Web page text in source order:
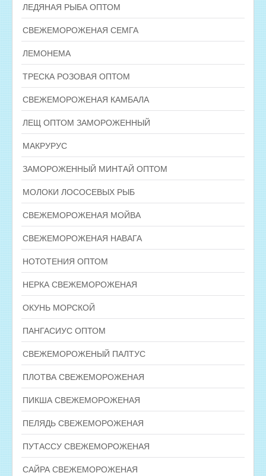
ЛЕДЯНАЯ РЫБА ОПТОМ
СВЕЖЕМОРОЖЕНАЯ СЕМГА
ЛЕМОНЕМА
ТРЕСКА РОЗОВАЯ ОПТОМ
СВЕЖЕМОРОЖЕНАЯ КАМБАЛА
ЛЕЩ ОПТОМ ЗАМОРОЖЕННЫЙ
МАКРУРУС
ЗАМОРОЖЕННЫЙ МИНТАЙ ОПТОМ
МОЛОКИ ЛОСОСЕВЫХ РЫБ
СВЕЖЕМОРОЖЕНАЯ МОЙВА
СВЕЖЕМОРОЖЕНАЯ НАВАГА
НОТОТЕНИЯ ОПТОМ
НЕРКА СВЕЖЕМОРОЖЕНАЯ
ОКУНЬ МОРСКОЙ
ПАНГАСИУС ОПТОМ
СВЕЖЕМОРОЖЕНЫЙ ПАЛТУС
ПЛОТВА СВЕЖЕМОРОЖЕНАЯ
ПИКША СВЕЖЕМОРОЖЕНАЯ
ПЕЛЯДЬ СВЕЖЕМОРОЖЕНАЯ
ПУТАССУ СВЕЖЕМОРОЖЕНАЯ
САЙРА СВЕЖЕМОРОЖЕНАЯ